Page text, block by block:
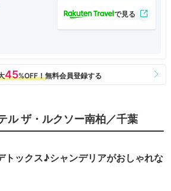
うことができました。
スタッフはとても親切丁寧な接客でした。
ル ザ・ルクソー南柏／千葉
トックス♪シャンデリアがおしゃれな